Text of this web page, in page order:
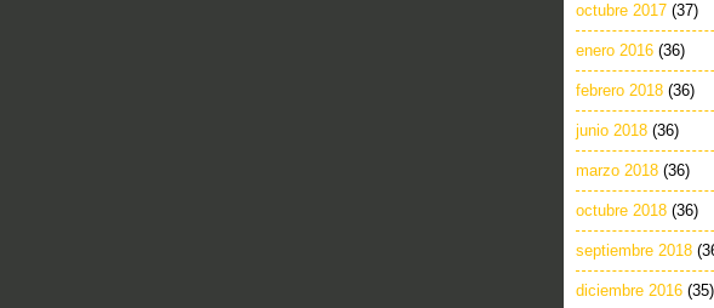
octubre 2017 (37)
enero 2016 (36)
febrero 2018 (36)
junio 2018 (36)
marzo 2018 (36)
octubre 2018 (36)
septiembre 2018
diciembre 2016 (35)